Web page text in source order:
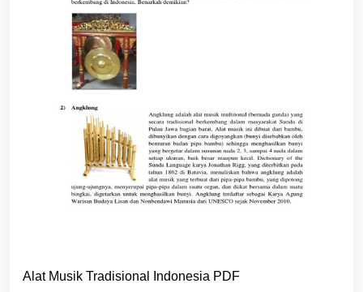
Alat Musik Tradisional Indonesia PDF